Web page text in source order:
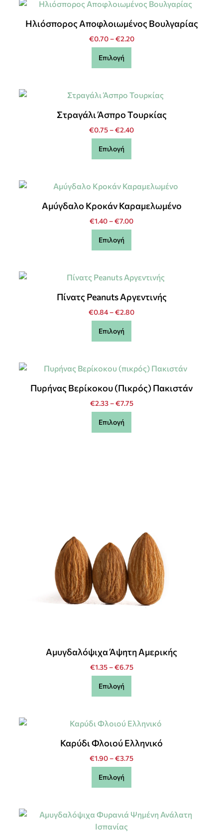
Ηλιόσπορος Αποφλοιωμένος Βουλγαρίας
€0.70 – €2.20
Επιλογή
Στραγάλι Άσπρο Τουρκίας
€0.75–€2.40
Επιλογή
Αμύγδαλο Κροκάν Καραμελωμένο
€1.40–€7.00
Επιλογή
Πίνατς Peanuts Αργεντινής
€0.84–€2.80
Επιλογή
Πυρήνας Βερίκοκου (πικρός) Πακιστάν
€2.33 – €7.75
Επιλογή
Αμυγδαλόψιχα Άψητη Αμερικής
€1.35 – €6.75
Επιλογή
Καρύδι Φλοιού Ελληνικό
€1.90–€3.75
Επιλογή